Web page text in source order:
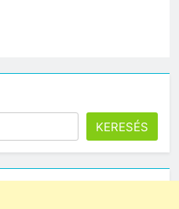
KERESÉS